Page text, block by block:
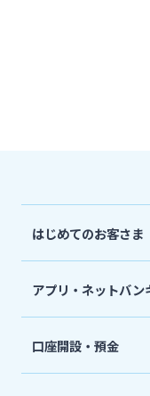
はじめてのお客さま
アプリ・ネットバン
個人向けネッ
口座開設・預金